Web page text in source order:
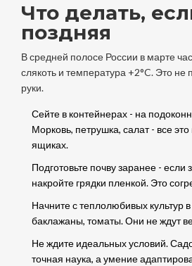
Что делать,
поздняя
В средней полосе России в марте
слякоть и температура +2°C. Это не
руки.
Сейте в контейнерах - на
Морковь, петрушка, салат - все
ящиках.
Подготовьте почву заранее -
накройте грядки пленкой. Это
Начните с теплолюбивых культур
баклажаны, томаты. Они не ждут
Не ждите идеальных условий.
точная наука, а умение